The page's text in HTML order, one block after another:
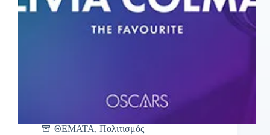
ΘΕΜΑΤΑ, Πολιτισμός